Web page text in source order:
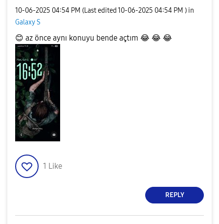
‎10-06-2025 04:54 PM (Last edited ‎10-06-2025 04:54 PM ) in
Galaxy S
😊 az önce aynı konuyu bende açtım 😂 😂 😂
1 Like
REPLY